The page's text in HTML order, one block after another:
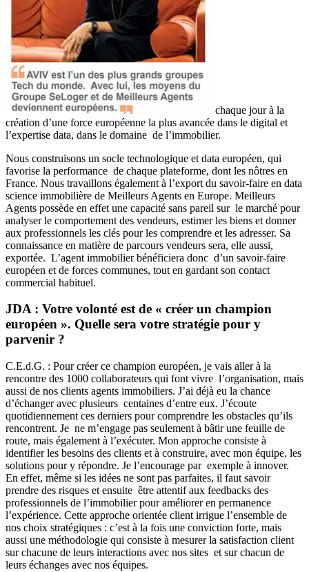
chaque jour à la
création d’une force européenne la plus avancée dans le digital et
l’expertise data, dans le domaine de l’immobilier.
Nous construisons un socle technologique et data européen, qui
favorise la performance de chaque plateforme, dont les nôtres en
France. Nous travaillons également à l’export du savoir-faire en data
science immobilière de Meilleurs Agents en Europe. Meilleurs
Agents possède en effet une capacité sans pareil sur le marché pour
analyser le comportement des vendeurs, estimer les biens et donner
aux professionnels les clés pour les comprendre et les adresser. Sa
connaissance en matière de parcours vendeurs sera, elle aussi,
exportée. L’agent immobilier bénéficiera donc d’un savoir-faire
européen et de forces communes, tout en gardant son contact
commercial habituel.
JDA : Votre volonté est de « créer un champion
européen ». Quelle sera votre stratégie pour y
parvenir ?
C.E.d.G. : Pour créer ce champion européen, je vais aller à la
rencontre des 1000 collaborateurs qui font vivre l’organisation, mais
aussi de nos clients agents immobiliers. J’ai déjà eu la chance
d’échanger avec plusieurs centaines d’entre eux. J’écoute
quotidiennement ces derniers pour comprendre les obstacles qu’ils
rencontrent. Je ne m’engage pas seulement à bâtir une feuille de
route, mais également à l’exécuter. Mon approche consiste à
identifier les besoins des clients et à construire, avec mon équipe, les
solutions pour y répondre. Je l’encourage par exemple à innover.
En effet, même si les idées ne sont pas parfaites, il faut savoir
prendre des risques et ensuite être attentif aux feedbacks des
professionnels de l’immobilier pour améliorer en permanence
l’expérience. Cette approche orientée client irrigue l’ensemble de
nos choix stratégiques : c’est à la fois une conviction forte, mais
aussi une méthodologie qui consiste à mesurer la satisfaction client
sur chacune de leurs interactions avec nos sites et sur chacun de
leurs échanges avec nos équipes.